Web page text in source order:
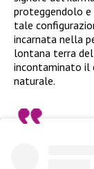
proteggendolo
tale
incarnata nella
lontana terra
incontaminato il
naturale.